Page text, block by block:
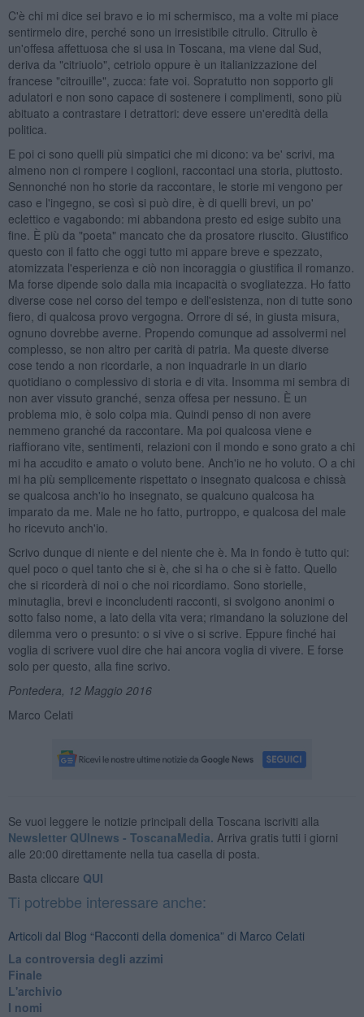
C'è chi mi dice sei bravo e io mi schermisco, ma a volte mi piace
sentirmelo dire, perché sono un irresistibile citrullo. Citrullo è
un'offesa affettuosa che si usa in Toscana, ma viene dal Sud,
deriva da "citriuolo", cetriolo oppure è un italianizzazione del
francese "citrouille", zucca: fate voi. Sopratutto non sopporto gli
adulatori e non sono capace di sostenere i complimenti, sono più
abituato a contrastare i detrattori: deve essere un'eredità della
politica.
E poi ci sono quelli più simpatici che mi dicono: va be' scrivi, ma
almeno non ci rompere i coglioni, raccontaci una storia, piuttosto.
Sennonché non ho storie da raccontare, le storie mi vengono per
caso e l'ingegno, se così si può dire, è di quelli brevi, un po'
eclettico e vagabondo: mi abbandona presto ed esige subito una
fine. È più da "poeta" mancato che da prosatore riuscito. Giustifico
questo con il fatto che oggi tutto mi appare breve e spezzato,
atomizzata l'esperienza e ciò non incoraggia o giustifica il romanzo.
Ma forse dipende solo dalla mia incapacità o svogliatezza. Ho fatto
diverse cose nel corso del tempo e dell'esistenza, non di tutte sono
fiero, di qualcosa provo vergogna. Orrore di sé, in giusta misura,
ognuno dovrebbe averne. Propendo comunque ad assolvermi nel
complesso, se non altro per carità di patria. Ma queste diverse
cose tendo a non ricordarle, a non inquadrarle in un diario
quotidiano o complessivo di storia e di vita. Insomma mi sembra di
non aver vissuto granché, senza offesa per nessuno. È un
problema mio, è solo colpa mia. Quindi penso di non avere
nemmeno granché da raccontare. Ma poi qualcosa viene e
riaffiorano vite, sentimenti, relazioni con il mondo e sono grato a chi
mi ha accudito e amato o voluto bene. Anch'io ne ho voluto. O a chi
mi ha più semplicemente rispettato o insegnato qualcosa e chissà
se qualcosa anch'io ho insegnato, se qualcuno qualcosa ha
imparato da me. Male ne ho fatto, purtroppo, e qualcosa del male
ho ricevuto anch'io.
Scrivo dunque di niente e del niente che è. Ma in fondo è tutto qui:
quel poco o quel tanto che si è, che si ha o che si è fatto. Quello
che si ricorderà di noi o che noi ricordiamo. Sono storielle,
minutaglia, brevi e inconcludenti racconti, si svolgono anonimi o
sotto falso nome, a lato della vita vera; rimandano la soluzione del
dilemma vero o presunto: o si vive o si scrive. Eppure finché hai
voglia di scrivere vuol dire che hai ancora voglia di vivere. E forse
solo per questo, alla fine scrivo.
Pontedera, 12 Maggio 2016
Marco Celati
Se vuoi leggere le notizie principali della Toscana iscriviti alla
Newsletter QUInews - ToscanaMedia. Arriva gratis tutti i giorni
alle 20:00 direttamente nella tua casella di posta.
Basta cliccare QUI
Ti potrebbe interessare anche:
Articoli dal Blog “Racconti della domenica” di Marco Celati
La controversia degli azzimi
Finale
L'archivio
I nomi